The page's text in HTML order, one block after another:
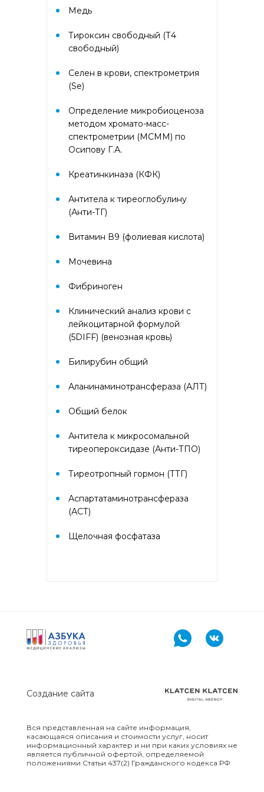
пищевые: арахис)
Аллергокомплекс при экземе 2
IgE (ImmunoCAP) (основные
кошка, собака, клещ d1;
основные пищевые: яичный
белок, молоко, треска, пшеница,
какао, яичный желток)
Аллергокомплекс при экземе 3
IgE (ImmunoCAP) (основные
кошка, собака, клещ d1;
белок, молоко, треска, пшеница,
соя; дополнительные пищевые:
арахис, креветка)
IgE (ImmunoCAP) (основные
ингаляционные аллергены
дополнительные
основные пищевые: яичный
белок, молоко, треска, пшеница,
соя)
Андрофлор
Андрофлор скрин
(АФС)
Биохимический анализ крови,
базовый
Биохимическое исследование
Биохимическое исследование
Близость без риска (для
Будущая мама
Медь
Тироксин свободный (Т4
свободный)
Селен в крови, спектрометрия
(Se)
Определение микробиоценоза
методом хромато-масс-
спектрометрии (МСММ) по
Осипову Г.А.
Креатинкиназа (КФК)
Антитела к тиреоглобулину
(Анти-ТГ)
Витамин В9 (фолиевая кислота)
Мочевина
Фибриноген
Клинический анализ крови с
лейкоцитарной формулой
(5DIFF) (венозная кровь)
Билирубин общий
Аланинаминотрансфераза (АЛТ)
Общий белок
Антитела к микросомальной
тиреопероксидазе (Анти-ТПО)
Тиреотропный гормон (ТТГ)
Аспартатаминотрансфераза
(АСТ)
Щелочная фосфатаза
Вся представленная на сайте информация,
касающаяся описания и стоимости услуг, носит
информационный характер и ни при каких условиях не
является публичной офертой, определяемой
положениями Статьи 437(2) Гражданского кодекса РФ
Создание сайта